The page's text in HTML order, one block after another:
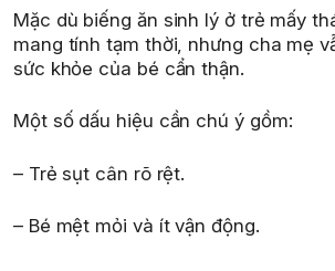
Mặc dù biếng ăn sinh lý ở trẻ mấy
mang tính tạm thời, nhưng cha mẹ
sức khỏe của bé cẩn thận.
Một số dấu hiệu cần chú ý gồm:
– Trẻ sụt cân rõ rệt.
– Bé mệt mỏi và ít vận động.